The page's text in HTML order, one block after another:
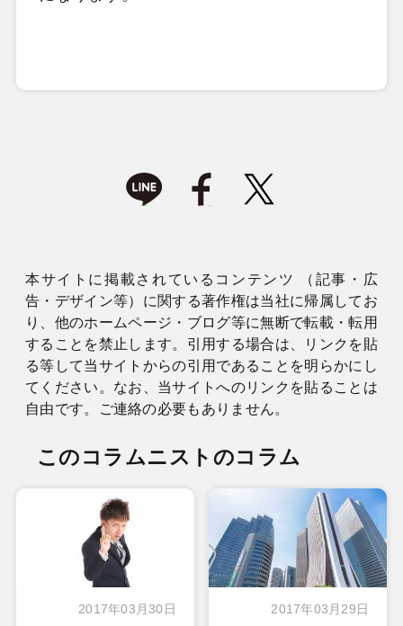
本サイトに掲載されているコンテンツ （記事・広
告・デザイン等）に関する著作権は当社に帰属してお
り、他のホームページ・ブログ等に無断で転載・転用
することを禁止します。引用する場合は、リンクを貼
る等して当サイトからの引用であることを明らかにし
てください。なお、当サイトへのリンクを貼ることは
自由です。ご連絡の必要もありません。
このコラムニストのコラム
2017年03月30日 2017年03月29日